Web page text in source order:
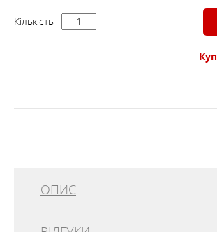
Кількість
ОПИС